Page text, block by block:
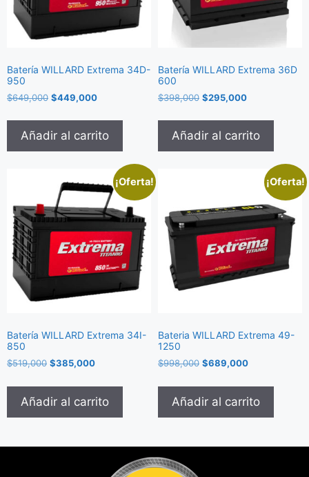
Batería WILLARD Extrema 34D-
950
$649,000 $449,000
Añadir al carrito
Batería WILLARD Extrema 36D
600
$398,000 $295,000
Añadir al carrito
¡Oferta!
Batería WILLARD Extrema 34I-
850
$519,000 $385,000
Añadir al carrito
¡Oferta!
Bateria WILLARD Extrema 49-
1250
$998,000 $689,000
Añadir al carrito